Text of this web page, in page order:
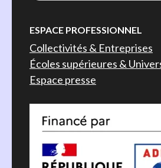
ESPACE PROFESSIONNEL
Collectivités & Entreprises
Écoles supérieures &
Espace presse